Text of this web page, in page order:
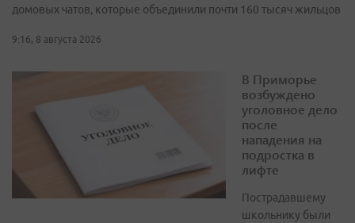
домовых чатов, которые объединили почти 160 тысяч жильцов
9:16, 8 августа 2026
В Приморье
возбуждено
уголовное дело
после
нападения на
подростка в
лифте
Пострадавшему
школьнику были